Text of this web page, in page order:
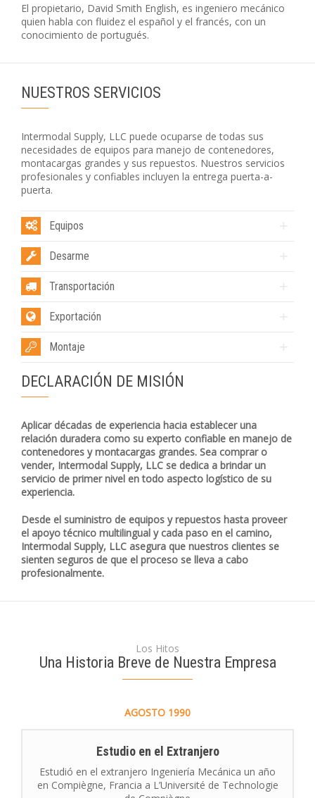
El propietario, David Smith English, es ingeniero mecánico
quien habla con fluidez el español y el francés, con un
conocimiento de portugués.
NUESTROS SERVICIOS
Intermodal Supply, LLC puede ocuparse de todas sus
necesidades de equipos para manejo de contenedores,
montacargas grandes y sus repuestos. Nuestros servicios
profesionales y confiables incluyen la entrega puerta-a-
puerta.
Equipos
Desarme
Transportación
Exportación
Montaje
DECLARACIÓN DE MISIÓN
Aplicar décadas de experiencia hacia establecer una
relación duradera como su experto confiable en manejo de
contenedores y montacargas grandes. Sea comprar o
vender, Intermodal Supply, LLC se dedica a brindar un
servicio de primer nivel en todo aspecto logístico de su
experiencia.
Desde el suministro de equipos y repuestos hasta proveer
el apoyo técnico multilingual y cada paso en el camino,
Intermodal Supply, LLC asegura que nuestros clientes se
sienten seguros de que el proceso se lleva a cabo
profesionalmente.
Los Hitos
Una Historia Breve de Nuestra Empresa
AGOSTO 1990
Estudio en el Extranjero
Estudió en el extranjero Ingeniería Mecánica un año
en Compiègne, Francia a L’Université de Technologie